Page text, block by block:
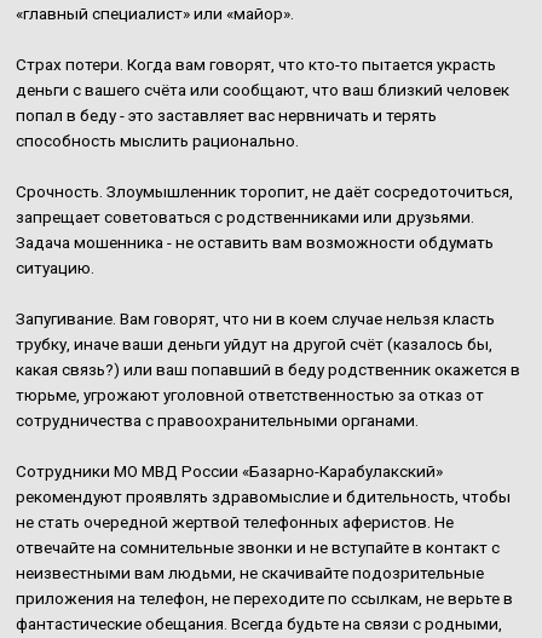
«главный специалист» или «майор».
Страх потери. Когда вам говорят, что кто-то пытается украсть
деньги с вашего счёта или сообщают, что ваш близкий человек
попал в беду - это заставляет вас нервничать и терять
способность мыслить рационально.
Срочность. Злоумышленник торопит, не даёт сосредоточиться,
запрещает советоваться с родственниками или друзьями.
Задача мошенника - не оставить вам возможности обдумать
ситуацию.
Запугивание. Вам говорят, что ни в коем случае нельзя класть
трубку, иначе ваши деньги уйдут на другой счёт (казалось бы,
какая связь?) или ваш попавший в беду родственник окажется в
тюрьме, угрожают уголовной ответственностью за отказ от
сотрудничества с правоохранительными органами.
Сотрудники МО МВД России «Базарно-Карабулакский»
рекомендуют проявлять здравомыслие и бдительность, чтобы
не стать очередной жертвой телефонных аферистов. Не
отвечайте на сомнительные звонки и не вступайте в контакт с
неизвестными вам людьми, не скачивайте подозрительные
приложения на телефон, не переходите по ссылкам, не верьте в
фантастические обещания. Всегда будьте на связи с родными,